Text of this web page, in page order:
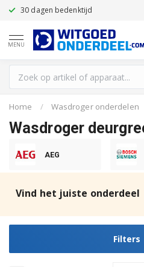
30 dagen bedenktijd
MENU
Home / Wasdroger onderdelen
Wasdroger
AEG
Vind het juiste onderdeel
Filters